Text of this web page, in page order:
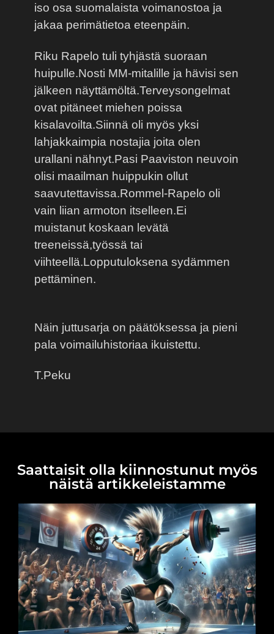
iso osa suomalaista voimanostoa ja
jakaa perimätietoa eteenpäin.
Riku Rapelo tuli tyhjästä suoraan
huipulle.Nosti MM-mitalille ja hävisi sen
jälkeen näyttämöltä.Terveysongelmat
ovat pitäneet miehen poissa
kisalavoilta.Siinnä oli myös yksi
lahjakkaimpia nostajia joita olen
urallani nähnyt.Pasi Paaviston neuvoin
olisi maailman huippukin ollut
saavutettavissa.Rommel-Rapelo oli
vain liian armoton itselleen.Ei
muistanut koskaan levätä
treeneissä,työssä tai
viihteellä.Lopputuloksena sydämmen
pettäminen.
Näin juttusarja on päätöksessa ja pieni
pala voimailuhistoriaa ikuistettu.
T.Peku
Saattaisit olla kiinnostunut myös
näistä artikkeleistamme